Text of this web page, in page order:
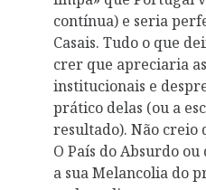
contínua) e seria
Casais. Tudo o que
crer que apreciaria
institucionais e
prático delas (ou a
resultado). Não creio
O País do Absurdo
a sua Melancolia do